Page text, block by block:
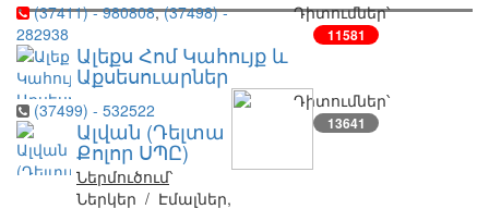
Դիտումներ՝
11581
(37411) - 980808,(37498) -
282938
Ալեքս Հոմ Կահույք և
Աքսեսուարներ
Դիտումներ՝
13641
(37499) - 532522
Ալվան (Դելտա
Քոլոր ՍՊԸ)
Ներմուծում՝
Ներկեր / Էմալներ,